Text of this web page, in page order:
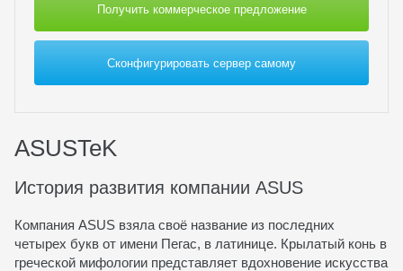
Получить коммерческое предложение
Сконфигурировать сервер самому
ASUSTeK
История развития компании ASUS
Компания ASUS взяла своё название из последних
четырех букв от имени Пегас, в латинице. Крылатый конь в
греческой мифологии представляет вдохновение искусства